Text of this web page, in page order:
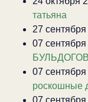
татьяна
27
07
07
роскошные
07